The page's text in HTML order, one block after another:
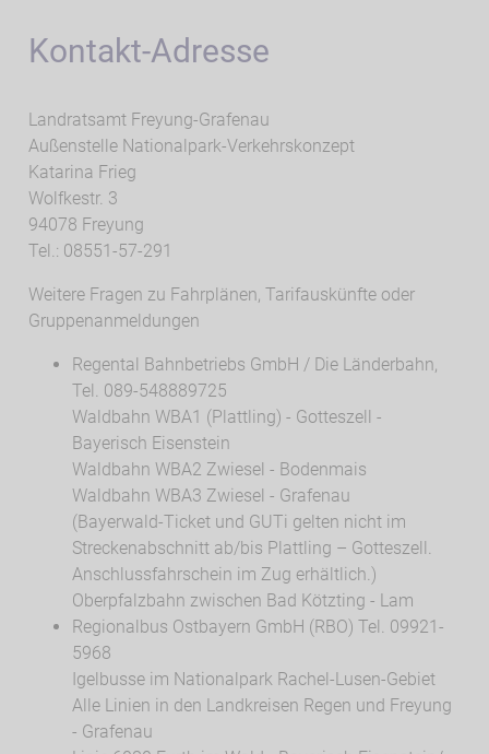
Kontakt-Adresse
Landratsamt Freyung-Grafenau
Außenstelle Nationalpark-Verkehrskonzept
Katarina Frieg
Wolfkestr. 3
94078 Freyung
Tel.: 08551-57-291
Weitere Fragen zu Fahrplänen, Tarifauskünfte oder
Gruppenanmeldungen
Regental Bahnbetriebs GmbH / Die Länderbahn,
Tel. 089-548889725
Waldbahn WBA1 (Plattling) - Gotteszell -
Bayerisch Eisenstein
Waldbahn WBA2 Zwiesel - Bodenmais
Waldbahn WBA3 Zwiesel - Grafenau
(Bayerwald-Ticket und GUTi gelten nicht im
Streckenabschnitt ab/bis Plattling – Gotteszell.
Anschlussfahrschein im Zug erhältlich.)
Oberpfalzbahn zwischen Bad Kötzting - Lam
Regionalbus Ostbayern GmbH (RBO) Tel. 09921-
5968
Igelbusse im Nationalpark Rachel-Lusen-Gebiet
Alle Linien in den Landkreisen Regen und Freyung
- Grafenau